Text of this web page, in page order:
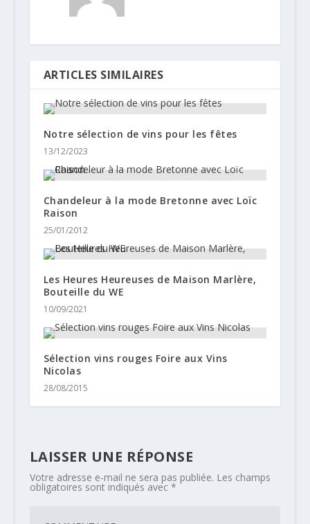
ARTICLES SIMILAIRES
Notre sélection de vins pour les fêtes
13/12/2023
Chandeleur à la mode Bretonne avec Loïc
Raison
25/01/2012
Les Heures Heureuses de Maison Marlère,
Bouteille du WE
10/09/2021
Sélection vins rouges Foire aux Vins
Nicolas
28/08/2015
LAISSER UNE RÉPONSE
Votre adresse e-mail ne sera pas publiée. Les champs
obligatoires sont indiqués avec *